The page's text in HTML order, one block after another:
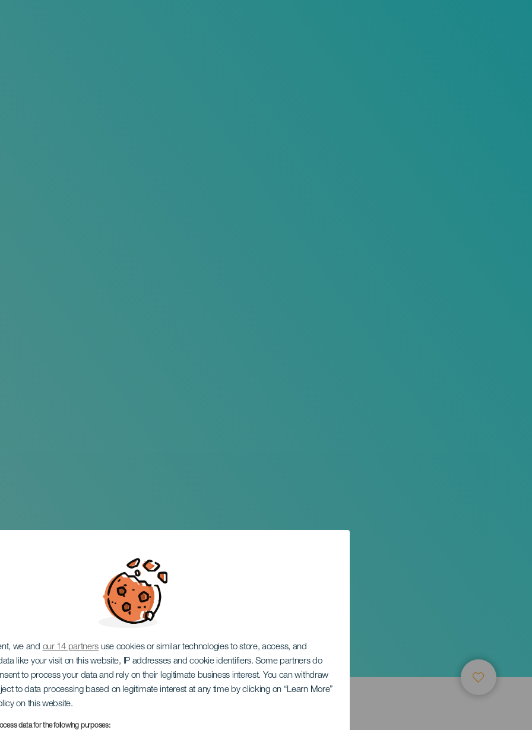
we and our 14 partners use cookies or similar technologies to store, access, and
like your visit on this website, IP addresses and cookie identifiers. Some partners do
to process your data and rely on their legitimate business interest. You can withdraw
to data processing based on legitimate interest at any time by clicking on “Learn More”
on this website.
data for the following purposes:
Presley